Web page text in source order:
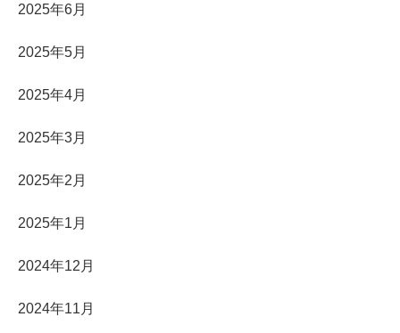
2025年6月
2025年5月
2025年4月
2025年3月
2025年2月
2025年1月
2024年12月
2024年11月